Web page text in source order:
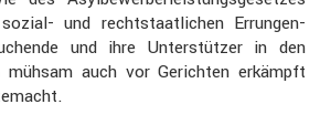
und recht­staat­li­chen Errun­gen­
und ihre Unter­stützer in den
mühsam auch vor Gerichten erkämpft